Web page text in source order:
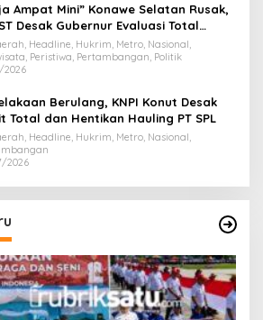
Ampat Mini” Konawe Selatan Rusak,
Desak Gubernur Evaluasi Total
Sultra
Headline, Hukrim, Metro, Nasional,
Peristiwa, Pertambangan, Politik
2026
Berulang, KNPI Konut Desak
Total dan Hentikan Hauling PT SPL
Headline, Hukrim, Metro, Nasional,
2026